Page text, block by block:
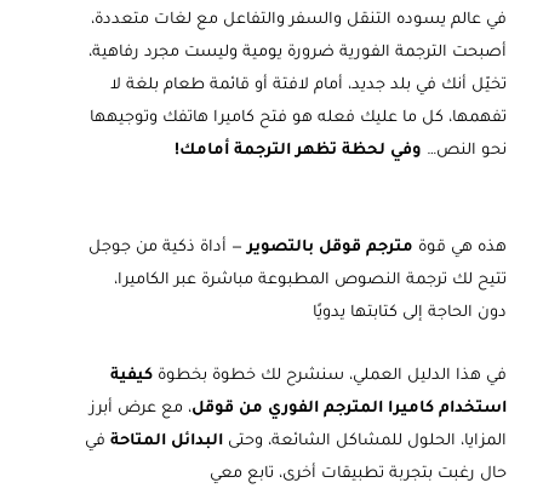
في عالم يسوده التنقل والسفر والتفاعل مع لغات متعددة،
أصبحت الترجمة الفورية ضرورة يومية وليست مجرد رفاهية،
تخيّل أنك في بلد جديد، أمام لافتة أو قائمة طعام بلغة لا
تفهمها، كل ما عليك فعله هو فتح كاميرا هاتفك وتوجيهها
نحو النص… وفي لحظة تظهر الترجمة أمامك!
هذه هي قوة مترجم قوقل بالتصوير — أداة ذكية من جوجل
تتيح لك ترجمة النصوص المطبوعة مباشرة عبر الكاميرا،
دون الحاجة إلى كتابتها يدويًا
في هذا الدليل العملي، سنشرح لك خطوة بخطوة كيفية
استخدام كاميرا المترجم الفوري من قوقل، مع عرض أبرز
المزايا، الحلول للمشاكل الشائعة، وحتى البدائل المتاحة في
حال رغبت بتجربة تطبيقات أخرى، تابع معي